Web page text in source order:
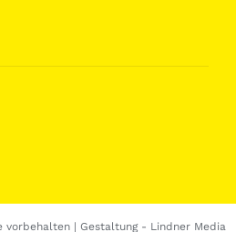
vorbehalten | Gestaltung - Lindner Media